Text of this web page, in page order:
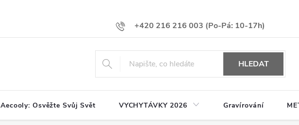
+420 216 216 003
HLEDAT
Aecooly: Osvěžte Svůj Svět VYCHYTÁVKY 2026 Gravírování